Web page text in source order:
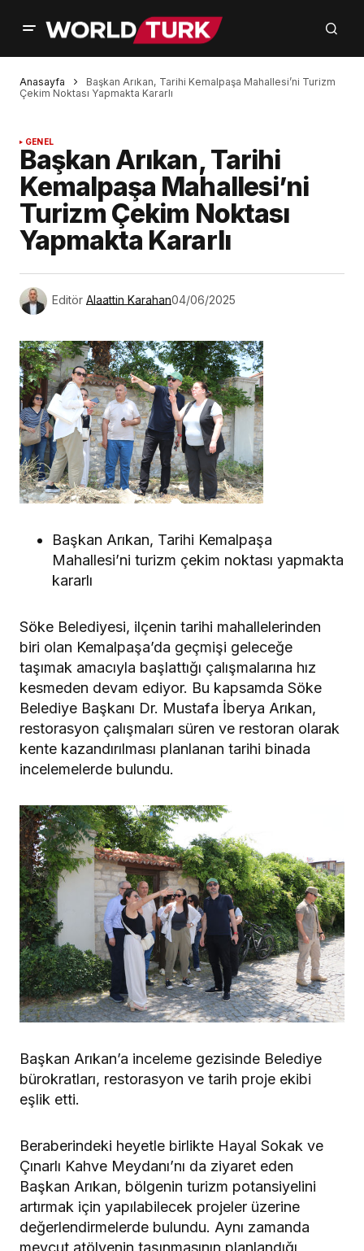
Anasayfa
Başkan Arıkan, Tarihi Kemalpaşa Mahallesi’ni Turizm
Çekim Noktası Yapmakta Kararlı
GENEL
Başkan Arıkan, Tarihi
Kemalpaşa Mahallesi’ni
Turizm Çekim Noktası
Yapmakta Kararlı
Editör Alaattin Karahan04/06/2025
Başkan Arıkan, Tarihi Kemalpaşa
Mahallesi’ni turizm çekim noktası yapmakta
kararlı
Söke Belediyesi, ilçenin tarihi mahallelerinden
biri olan Kemalpaşa’da geçmişi geleceğe
taşımak amacıyla başlattığı çalışmalarına hız
kesmeden devam ediyor. Bu kapsamda Söke
Belediye Başkanı Dr. Mustafa İberya Arıkan,
restorasyon çalışmaları süren ve restoran olarak
kente kazandırılması planlanan tarihi binada
incelemelerde bulundu.
Başkan Arıkan’a inceleme gezisinde Belediye
bürokratları, restorasyon ve tarih proje ekibi
eşlik etti.
Beraberindeki heyetle birlikte Hayal Sokak ve
Çınarlı Kahve Meydanı’nı da ziyaret eden
Başkan Arıkan, bölgenin turizm potansiyelini
artırmak için yapılabilecek projeler üzerine
değerlendirmelerde bulundu. Aynı zamanda
mevcut atölyenin taşınmasının planlandığı